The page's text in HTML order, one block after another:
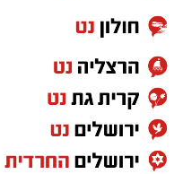
ברכב בדרכם להיכנס
במשטרה מסרו כי
לביצוע העבירות
בבית המשפט ומעצרן